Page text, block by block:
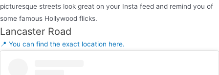
picturesque streets look great on your Insta feed and remind you of
some famous Hollywood flicks.
Lancaster Road
📍 You can find the exact location here.